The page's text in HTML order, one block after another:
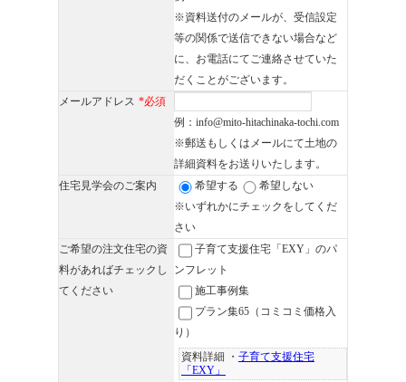
※資料送付のメールが、受信設定
等の関係で送信できない場合など
に、お電話にてご連絡させていた
だくことがございます。
メールアドレス *必須
例：info@mito-hitachinaka-tochi.com
※郵送もしくはメールにて土地の
詳細資料をお送りいたします。
住宅見学会のご案内
希望する
希望しない
※いずれかにチェックをしてくだ
さい
ご希望の注文住宅の資
料があればチェックし
てください
子育て支援住宅「EXY」のパ
ンフレット
施工事例集
プラン集65（コミコミ価格入
り）
資料詳細 ・ 子育て支援住宅
「EXY」